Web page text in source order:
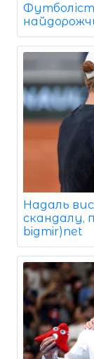
Надаль
скандалу,
bigmir)net